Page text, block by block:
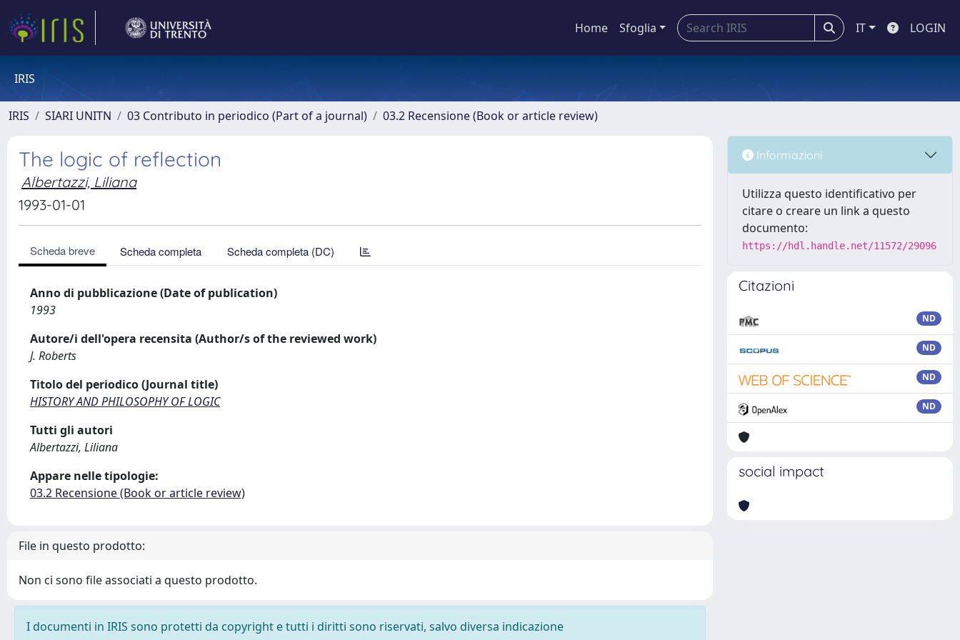
Home Sfoglia IT LOGIN
IRIS
IRIS SIARI UNITN 03 Contributo in periodico (Part of a journal) 03.2 Recensione (Book or article review)
The logic of reflection
Albertazzi, Liliana
1993-01-01
Scheda breve Scheda completa Scheda completa (DC)
Anno di pubblicazione (Date of publication)
1993
Autore/i dell'opera recensita (Author/s of the reviewed work)
J. Roberts
Titolo del periodico (Journal title)
HISTORY AND PHILOSOPHY OF LOGIC
Tutti gli autori
Albertazzi, Liliana
Appare nelle tipologie:
03.2 Recensione (Book or article review)
File in questo prodotto:
Non ci sono file associati a questo prodotto.
I documenti in IRIS sono protetti da copyright e tutti i diritti sono riservati, salvo diversa indicazione
Informazioni
Utilizza questo identificativo per
citare o creare un link a questo
documento:
https://hdl.handle.net/11572/29096
Citazioni
ND
ND
ND
ND
social impact